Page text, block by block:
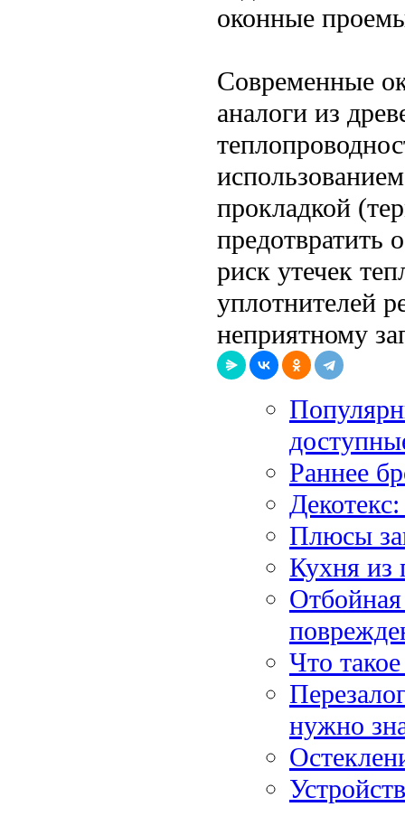
оконные
Современные
аналоги из
прокладкой
предотвратить
риск утечек
уплотнителей
неприятному
Раннее
Плюсы
Кухня из
Что
нужно